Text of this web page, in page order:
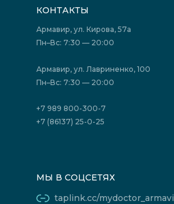
Лицензии
Фотогалерея
Политика
Акции
Подготовка к сдаче анализов
Акции
Отзывы
Государственные программы
Юридическим лицам
КОНТАКТЫ
Армавир, ул. Кирова, 57а
Пн–Вс: 7:30 — 20:00
Армавир, ул. Лавриненко, 100
Пн–Вс: 7:30 — 20:00
+7 989 800-300-7
+7 (86137) 25-0-25
МЫ В СОЦСЕТЯХ
taplink.cc/